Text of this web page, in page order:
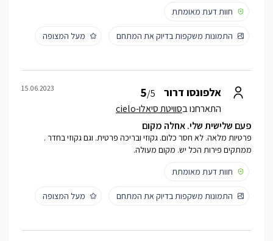
חוות דעת מאומתת
התמונות משקפות בדיוק את המתחם מעל המצופה
אלפונסו דרור 5/5
התארחנו בסוויטת סיאלו-cielo
15.06.2023
פעם שלישית שלי. אחלה מקום
פרטיות מלאה. לא חסר כלום. גקוזי ובריכה פרטית. וגם גקוזי בחדר .
ממתקים פירות הכל יש. מקום מעולה.
חוות דעת מאומתת
התמונות משקפות בדיוק את המתחם מעל המצופה